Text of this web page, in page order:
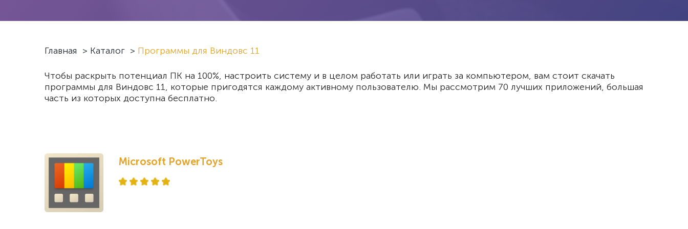
Главная > Каталог > Программы для Виндовс 11
Чтобы раскрыть потенциал ПК на 100%, настроить систему и в целом работать или играть за компьютером, вам стоит скачать
программы для Виндовс 11, которые пригодятся каждому активному пользователю. Мы рассмотрим 70 лучших приложений, большая
часть из которых доступна бесплатно.
Microsoft PowerToys